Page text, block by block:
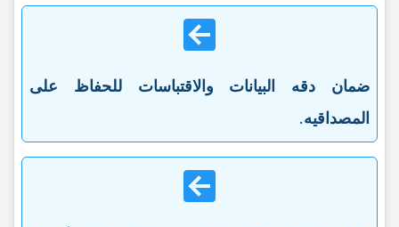
ضمان دقه البیانات والاقتباسات للحفاظ على
المصداقیه.